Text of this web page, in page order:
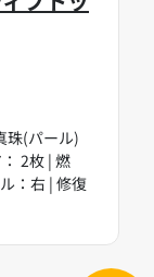
珠(パール)
2枚 | 燃
：右 | 修復